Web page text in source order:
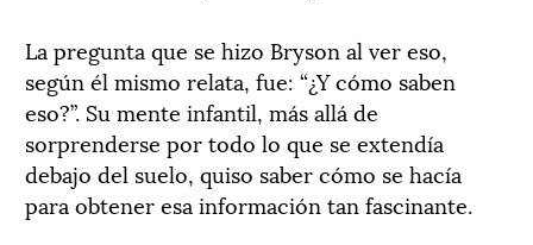
La pregunta que se hizo Bryson al ver eso,
según él mismo relata, fue: “¿Y cómo saben
eso?”. Su mente infantil, más allá de
sorprenderse por todo lo que se extendía
debajo del suelo, quiso saber cómo se hacía
para obtener esa información tan fascinante.